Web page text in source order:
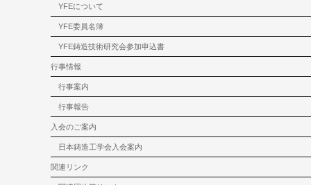
YFEについて
YFE委員名簿
YFE鋳造技術研究会参加申込書
行事情報
行事案内
行事報告
入会のご案内
日本鋳造工学会入会案内
関連リンク